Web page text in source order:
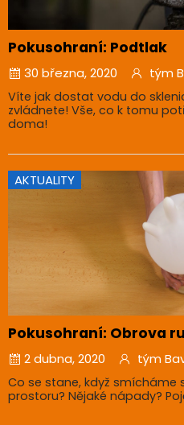
Pokusohraní: Podtlak
30 března, 2020 tým
Víte jak dostat vodu do
zvládnete! Vše, co k tomu
doma!
AKTUALITY
Pokusohraní: Obrova
2 dubna, 2020 tým
Co se stane, když smícháme
prostoru? Nějaké nápady?